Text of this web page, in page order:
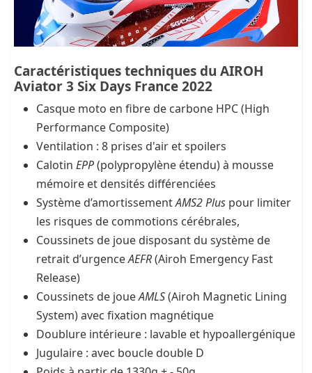
Caractéristiques techniques du AIROH
Aviator 3 Six Days France 2022
Casque moto en fibre de carbone HPC (High
Performance Composite)
Ventilation : 8 prises d'air et spoilers
Calotin EPP(polypropylène étendu) à mousse
mémoire et densités différenciées
Système d’amortissementAMS2 Plus pour limiter
les risques de commotions cérébrales,
Coussinets de joue disposant du système de
retrait d’urgenceAEFR(Airoh Emergency Fast
Release)
Coussinets de joueAMLS(Airoh Magnetic Lining
System) avec fixation magnétique
Doublure intérieure : lavable et hypoallergénique
Jugulaire : avec boucle double D